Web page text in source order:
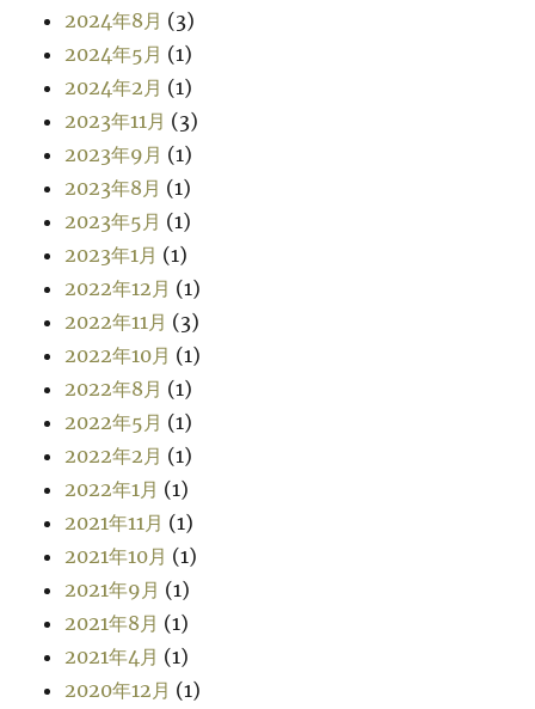
2024年8月 (3)
2024年5月 (1)
2024年2月 (1)
2023年11月 (3)
2023年9月 (1)
2023年8月 (1)
2023年5月 (1)
2023年1月 (1)
2022年12月 (1)
2022年11月 (3)
2022年10月 (1)
2022年8月 (1)
2022年5月 (1)
2022年2月 (1)
2022年1月 (1)
2021年11月 (1)
2021年10月 (1)
2021年9月 (1)
2021年8月 (1)
2021年4月 (1)
2020年12月 (1)